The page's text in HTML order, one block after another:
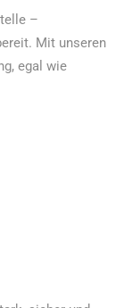
–
Mit unseren
egal wie